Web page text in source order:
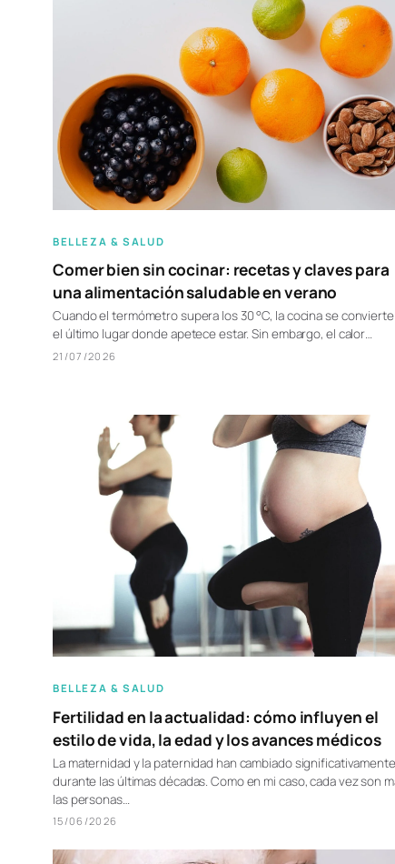
BELLEZA & SALUD
Comer bien sin cocinar: recetas y claves para
una alimentación saludable en verano
Cuando el termómetro supera los 30 °C, la cocina se
el último lugar donde apetece estar. Sin embargo, el calor…
21/07/2026
BELLEZA & SALUD
Fertilidad en la actualidad: cómo influyen el
estilo de vida, la edad y los avances médicos
La maternidad y la paternidad han cambiado significativamente
durante las últimas décadas. Como en mi caso, cada vez son
las personas…
15/06/2026